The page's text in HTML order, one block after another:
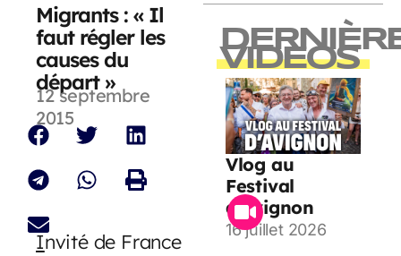
Migrants : « Il
faut régler les
causes du
départ »
12 septembre
2015
Invité de France
VIDEOS
Vlog au
Festival
d’Avignon
16 juillet 2026